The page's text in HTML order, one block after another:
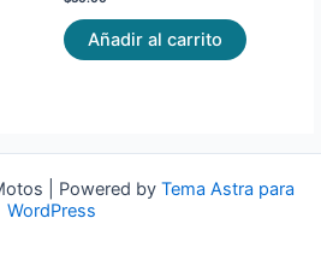
Añadir al carrito
| Powered by Tema Astra para
WordPress